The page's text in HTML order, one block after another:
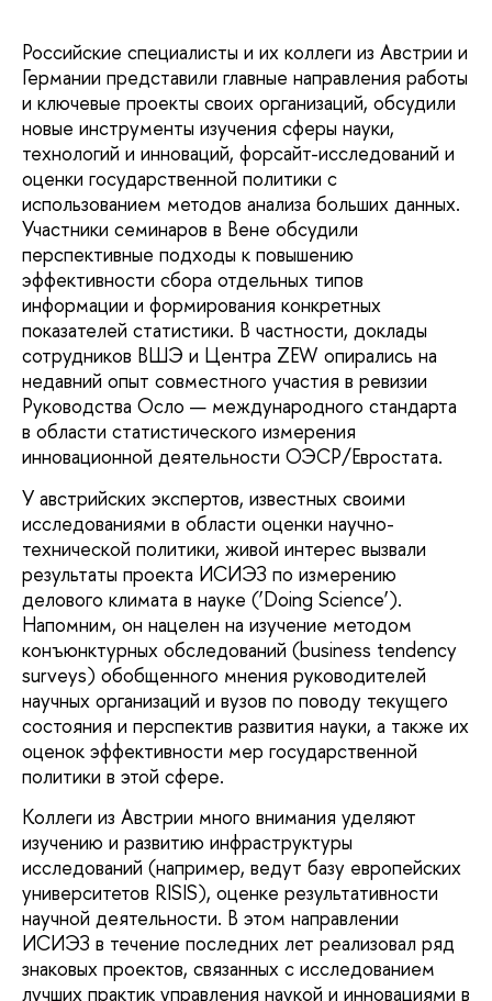
Российские специалисты и их коллеги из Австрии и
Германии представили главные направления работы
и ключевые проекты своих организаций, обсудили
новые инструменты изучения сферы науки,
технологий и инноваций, форсайт-исследований и
оценки государственной политики с
использованием методов анализа больших данных.
Участники семинаров в Вене обсудили
перспективные подходы к повышению
эффективности сбора отдельных типов
информации и формирования конкретных
показателей статистики. В частности, доклады
сотрудников ВШЭ и Центра ZEW опирались на
недавний опыт совместного участия в ревизии
Руководства Осло — международного стандарта
в области статистического измерения
инновационной деятельности ОЭСР/Евростата.
У австрийских экспертов, известных своими
исследованиями в области оценки научно-
технической политики, живой интерес вызвали
результаты проекта ИСИЭЗ по измерению
делового климата в науке (‘Doing Science’).
Напомним, он нацелен на изучение методом
конъюнктурных обследований (business tendency
surveys) обобщенного мнения руководителей
научных организаций и вузов по поводу текущего
состояния и перспектив развития науки, а также их
оценок эффективности мер государственной
политики в этой сфере.
Коллеги из Австрии много внимания уделяют
изучению и развитию инфраструктуры
исследований (например, ведут базу европейских
университетов RISIS), оценке результативности
научной деятельности. В этом направлении
ИСИЭЗ в течение последних лет реализовал ряд
знаковых проектов, связанных с исследованием
лучших практик управления наукой и инновациями в